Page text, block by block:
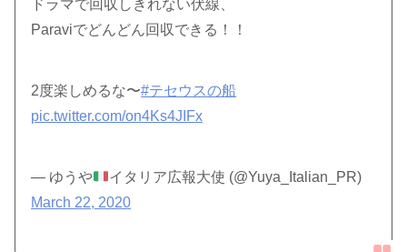
ドラマで回収しきれない伏線、
Paraviでどんどん回収できる！！
2度楽しめるな〜#テセウスの船
pic.twitter.com/on4Ks4JIFx
— ゆうや
イタリア広報大使 (@Yuya_Italian_PR)
March 22, 2020